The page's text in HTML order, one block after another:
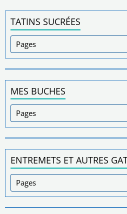
TATINS SUCRÉES
MES BUCHES
ENTREMETS ET AUTRES